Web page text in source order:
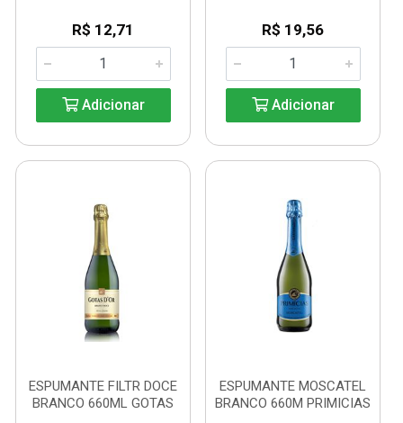
R$ 12,71
Adicionar
R$ 19,56
Adicionar
ESPUMANTE FILTR DOCE
BRANCO 660ML GOTAS
ESPUMANTE MOSCATEL
BRANCO 660M PRIMICIAS